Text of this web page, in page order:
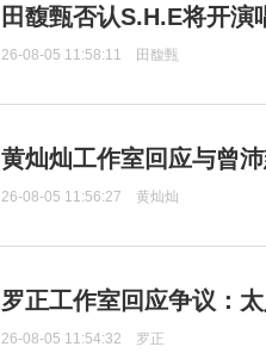
田馥甄否认S.H.E将开
26-08-05 11:58:11 田馥甄
黄灿灿工作室回应与曾
26-08-05 11:56:27 黄灿灿
罗正工作室回应争议：
26-08-05 11:54:32 罗正